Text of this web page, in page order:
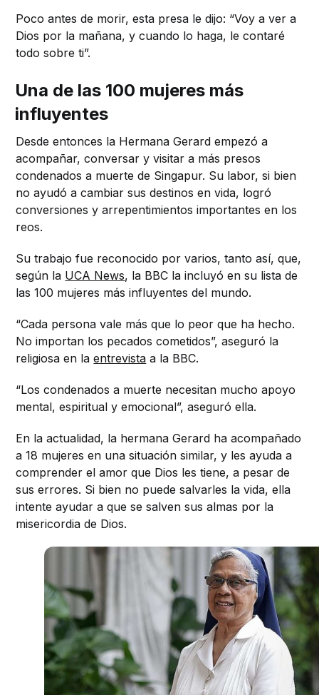
Poco antes de morir, esta presa le dijo: “Voy a ver a
Dios por la mañana, y cuando lo haga, le contaré
todo sobre ti”.
Una de las 100 mujeres más
influyentes
Desde entonces la Hermana Gerard empezó a
acompañar, conversar y visitar a más presos
condenados a muerte de Singapur. Su labor, si bien
no ayudó a cambiar sus destinos en vida, logró
conversiones y arrepentimientos importantes en los
reos.
Su trabajo fue reconocido por varios, tanto así, que,
según la UCA News, la BBC la incluyó en su lista de
las 100 mujeres más influyentes del mundo.
“Cada persona vale más que lo peor que ha hecho.
No importan los pecados cometidos”, aseguró la
religiosa en laentrevista a la BBC.
“Los condenados a muerte necesitan mucho apoyo
mental, espiritual y emocional”, aseguró ella.
En la actualidad, la hermana Gerard ha acompañado
a 18 mujeres en una situación similar, y les ayuda a
comprender el amor que Dios les tiene, a pesar de
sus errores. Si bien no puede salvarles la vida, ella
intente ayudar a que se salven sus almas por la
misericordia de Dios.